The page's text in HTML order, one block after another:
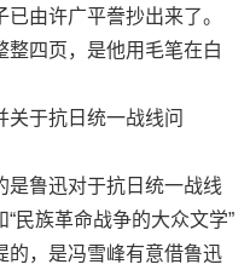
由许广平誊抄出来了。
整四页，是他用毛笔在白
于抗日统一战线问
鲁迅对于抗日统一战线
民族革命战争的大众文学”
的，是冯雪峰有意借鲁迅